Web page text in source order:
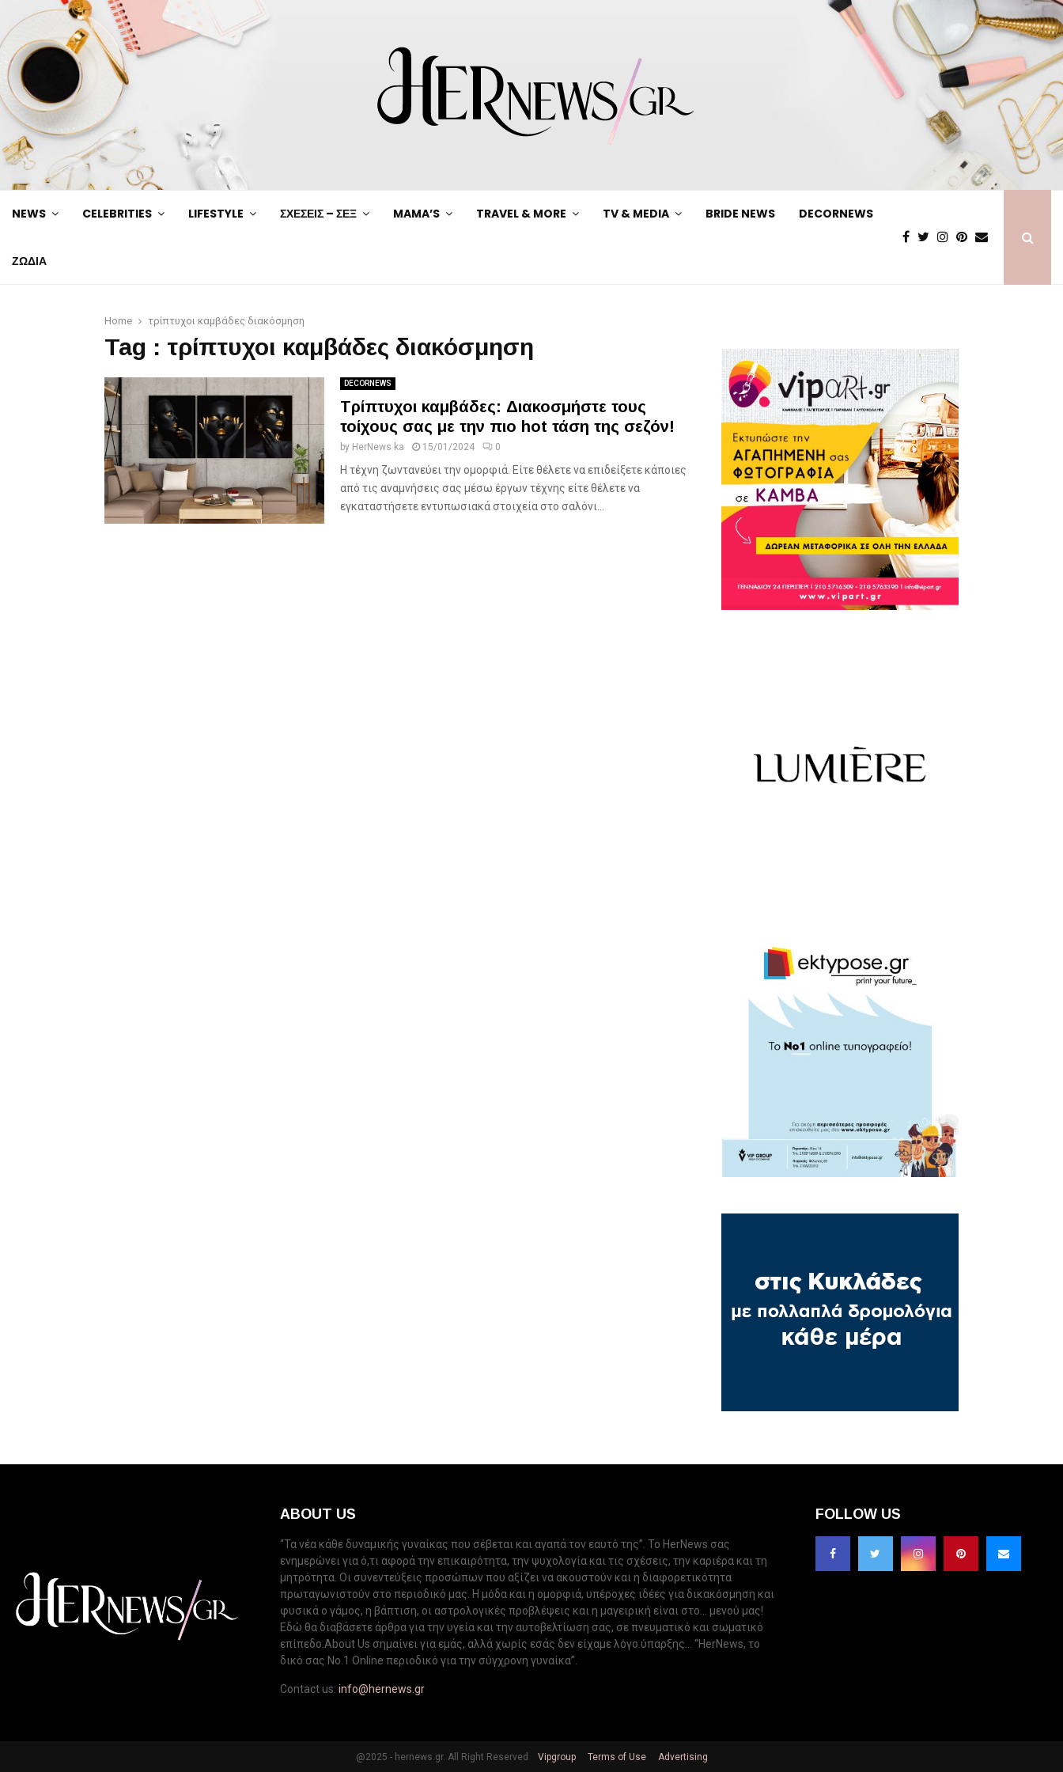
NEWS CELEBRITIES LIFESTYLE ΣΧΕΣΕΙΣ – ΣΕΞ MAMA’S TRAVEL & MORE TV & MEDIA BRIDE NEWS DECORNEWS
ΖΩΔΙΑ
Home τρίπτυχοι καμβάδες διακόσμηση
Tag : τρίπτυχοι καμβάδες διακόσμηση
DECORNEWS
Τρίπτυχοι καμβάδες: Διακοσμήστε τους
τοίχους σας με την πιο hot τάση της σεζόν!
by HerNews ka 15/01/2024 0
Η τέχνη ζωντανεύει την ομορφιά. Είτε θέλετε να επιδείξετε κάποιες
από τις αναμνήσεις σας μέσω έργων τέχνης είτε θέλετε να
εγκαταστήσετε εντυπωσιακά στοιχεία στο σαλόνι...
ABOUT US
“Τα νέα κάθε δυναμικής γυναίκας που σέβεται και αγαπά τον εαυτό της”. Το HerNews σας
ενημερώνει για ό,τι αφορά την επικαιρότητα, την ψυχολογία και τις σχέσεις, την καριέρα και τη
μητρότητα. Οι συνεντεύξεις προσώπων που αξίζει να ακουστούν και η διαφορετικότητα
πρωταγωνιστούν στο περιοδικό μας. Η μόδα και η ομορφιά, υπέροχες ιδέες για δικακόσμηση και
φυσικά ο γάμος, η βάπτιση, οι αστρολογικές προβλέψεις και η μαγειρική είναι στο... μενού μας!
Εδώ θα διαβάσετε άρθρα για την υγεία και την αυτοβελτίωση σας, σε πνευματικό και σωματικό
επίπεδο.About Us σημαίνει για εμάς, αλλά χωρίς εσάς δεν είχαμε λόγο ύπαρξης... “HerNews, το
δικό σας Νo.1 Online περιοδικό για την σύγχρονη γυναίκα”.
Contact us: info@hernews.gr
FOLLOW US
@2025 - hernews.gr. All Right Reserved Vipgroup Terms of Use Advertising